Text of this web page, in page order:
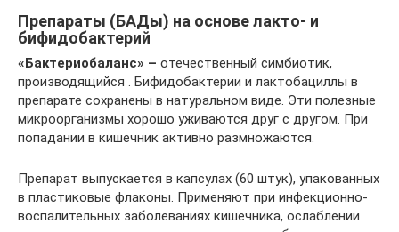
Препараты (БАДы) на основе лакто- и
бифидобактерий
«Бактериобаланс» – отечественный симбиотик,
производящийся . Бифидобактерии и лактобациллы в
препарате сохранены в натуральном виде. Эти полезные
микроорганизмы хорошо уживаются друг с другом. При
попадании в кишечник активно размножаются.
Препарат выпускается в капсулах (60 штук), упакованных
в пластиковые флаконы. Применяют при инфекционно-
воспалительных заболеваниях кишечника, ослаблении